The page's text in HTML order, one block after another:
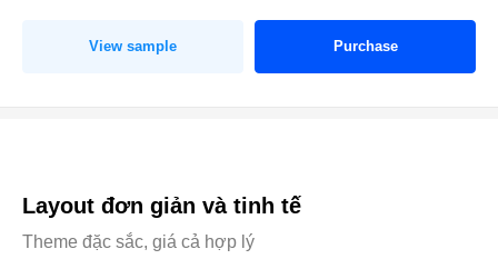
View sample Purchase
Layout đơn giản và tinh tế
Theme đặc sắc, giá cả hợp lý